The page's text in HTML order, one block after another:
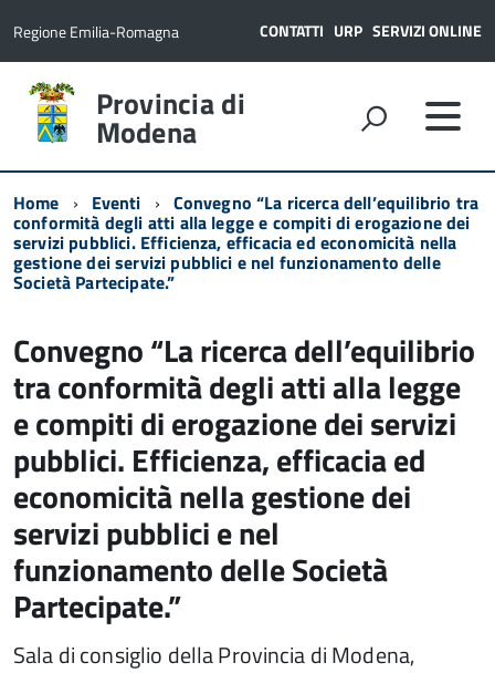
Regione Emilia-Romagna CONTATTI URP SERVIZI ONLINE
Provincia di
Modena
Home Eventi Convegno “La ricerca dell’equilibrio tra
conformità degli atti alla legge e compiti di erogazione dei
servizi pubblici. Efficienza, efficacia ed economicità nella
gestione dei servizi pubblici e nel funzionamento delle
Società Partecipate.”
Convegno “La ricerca dell’equilibrio
tra conformità degli atti alla legge
e compiti di erogazione dei servizi
pubblici. Efficienza, efficacia ed
economicità nella gestione dei
servizi pubblici e nel
funzionamento delle Società
Partecipate.”
Sala di consiglio della Provincia di Modena,